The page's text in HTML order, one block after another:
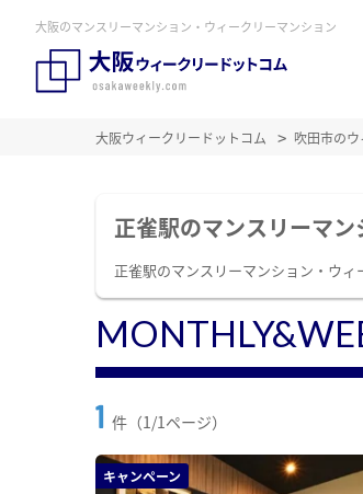
大阪のマンスリーマンション・ウィークリーマンション
大阪ウィークリードットコム 吹田市の
正雀駅のマンスリーマ
正雀駅のマンスリーマンション・ウ
1 件（1/1ページ）
キャンペーン